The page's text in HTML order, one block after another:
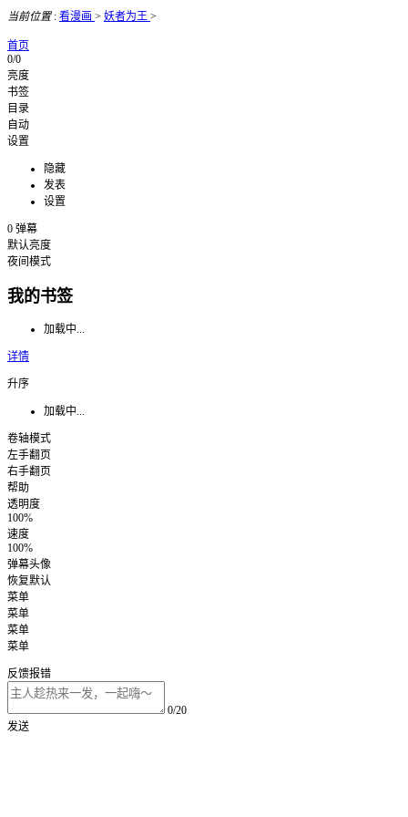
当前位置: 看漫画 > 妖者为王 >
首页
0/0
亮度
书签
目录
自动
设置
隐藏
发表
设置
0 弹幕
默认亮度
夜间模式
我的书签
加载中...
详情
升序
加载中...
卷轴模式
左手翻页
右手翻页
帮助
透明度
100%
速度
100%
弹幕头像
恢复默认
菜单
菜单
菜单
菜单
反馈报错
0/20
发送